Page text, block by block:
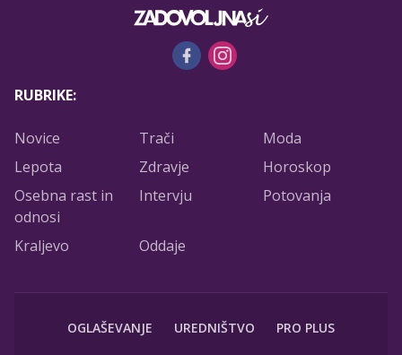
RUBRIKE:
Novice Trači
Moda
Lepota
Zdravje
Horoskop
Osebna rast in
odnosi
Intervju Potovanja
Kraljevo Oddaje
OGLAŠEVANJE UREDNIŠTVO PRO PLUS